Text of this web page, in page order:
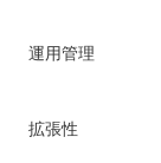
運用管理
拡張性